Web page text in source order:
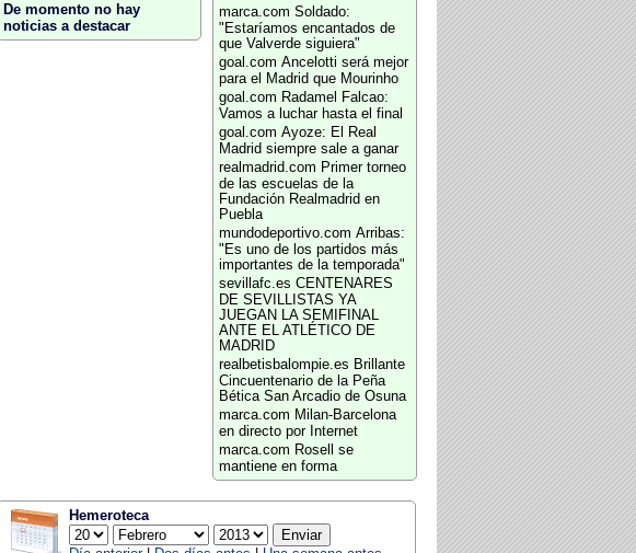
De momento no hay
noticias a destacar
marca.com Soldado:
"Estaríamos encantados de
que Valverde siguiera"
goal.com Ancelotti será mejor
para el Madrid que Mourinho
goal.com Radamel Falcao:
Vamos a luchar hasta el final
goal.com Ayoze: El Real
Madrid siempre sale a ganar
realmadrid.com Primer torneo
de las escuelas de la
Fundación Realmadrid en
Puebla
mundodeportivo.com Arribas:
"Es uno de los partidos más
importantes de la temporada"
sevillafc.es CENTENARES
DE SEVILLISTAS YA
JUEGAN LA SEMIFINAL
ANTE EL ATLÉTICO DE
MADRID
realbetisbalompie.es Brillante
Cincuentenario de la Peña
Bética San Arcadio de Osuna
marca.com Milan-Barcelona
en directo por Internet
marca.com Rosell se
mantiene en forma
Hemeroteca